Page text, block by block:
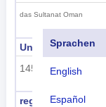
Sprachen
English
Español
das Sultanat Oman
Unterregionscode
145
regioncode